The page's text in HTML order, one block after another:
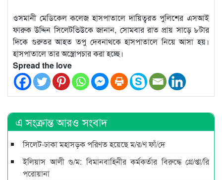
ওসমানী মেডিকেল কলেজ হাসপাতালে দায়িত্বরত পুলিশের এসআই
ফারুক উদ্দিন সিলেটভিউকে জানান, সোমবার রাত প্রায় সাড়ে ৮টার
দিকে গুরুতর আহত তপু দেবনাথকে হাসপাতালে নিয়ে আসা হয়।
হাসপাতালে তার অস্ত্রোপচার করা হচ্ছে।
Spread the love
এ সংক্রান্ত আরও সংবাদ
সিলেট-ঢাকা মহাসড়ক পরিণত হয়েছে ম/র/ণ ফাঁ/দে
ইলিয়াস আলী গু/ম: বিমানবাহিনীর কর্মকর্তার বিরুদ্ধে গ্রে/প্তা/রি
পরোয়ানা